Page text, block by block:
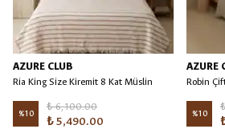
AZURE CLUB
Ria King Size Kiremit 8 Kat Müslin
%10
₺ 6,100.00
₺ 5,490.00
AZURE
Robin
%10